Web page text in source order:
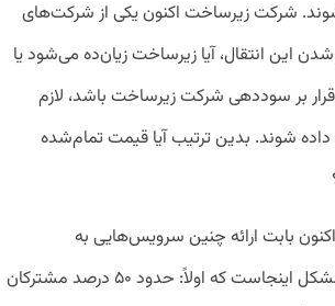
شرکت زیرساخت اکنون یکی از شرکت‌های
این انتقال، آیا زیرساخت زیان‌ده می‌شود یا
بر سوددهی شرکت زیرساخت باشد، لازم
شوند. بدین ترتیب آیا قیمت تمام‌شده
بابت ارائه چنین سرویس‌هایی به
شرکت‌های دیگر هزینه دریافت می‌کند؛ اما مشکل اینجاست که اولاً: حدود ۵۰ درصد مشترکان